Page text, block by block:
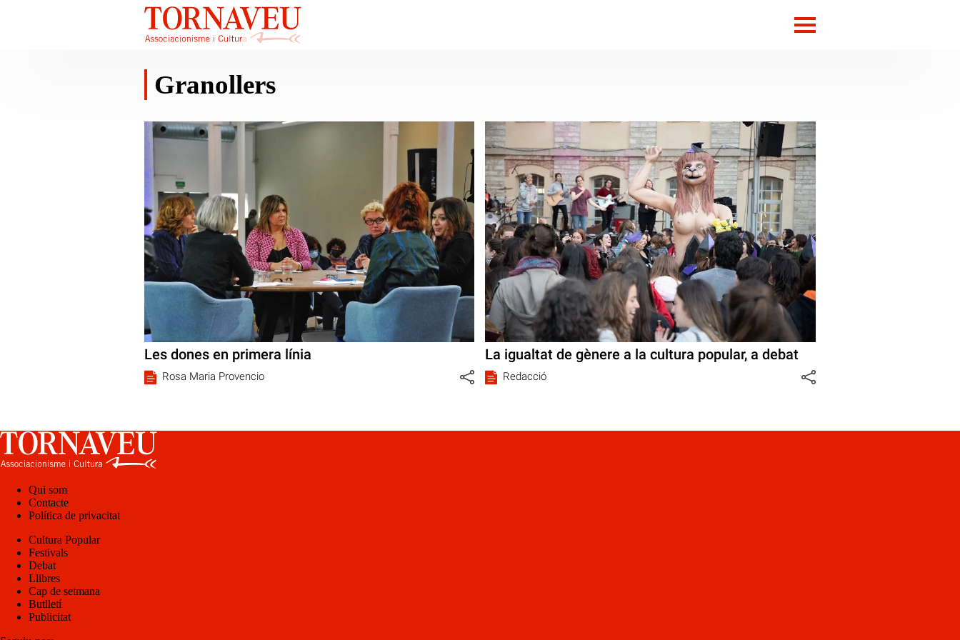
Granollers
Les dones en primera línia
Rosa Maria Provencio
La igualtat de gènere a la cultura popular, a debat
Redacció
Qui som
Contacte
Política de privacitat
Cultura Popular
Festivals
Debat
Llibres
Cap de setmana
Butlletí
Publicitat